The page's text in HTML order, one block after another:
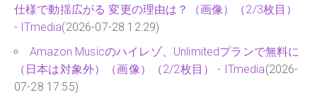
仕様で動揺広がる 変更の理由は？（画像）（2/3枚目）
- ITmedia(2026-07-28 12:29)
Amazon Musicのハイレゾ、Unlimitedプランで無料に
（日本は対象外）（画像）（2/2枚目） - ITmedia(2026-
07-28 17:55)